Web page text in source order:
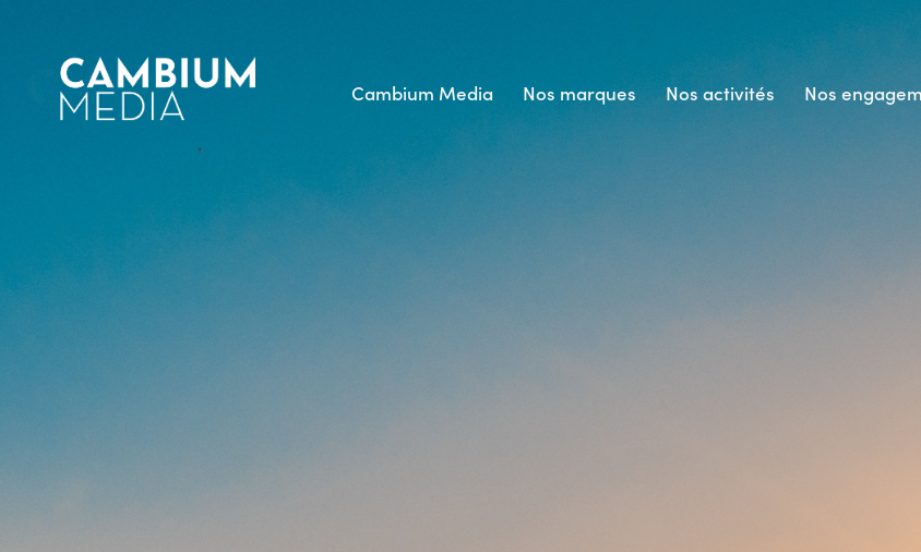
Cambium Media Nos marques Nos activités Nos